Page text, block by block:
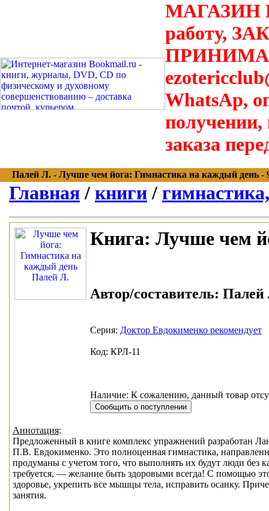
МАГАЗИН
работу,
WhatsAp,
получении,
заказа
Палей Л. - Лучше чем йога: Гимнастика на каждый день -
Главная / книги /
Книга: Лучше чем
Автор/составитель: Палей
Серия: Доктор Евдокименко рекомендует
Код: КРЛ-11
Наличие: К сожалению, данный товар
Аннотация:
Предложенный в книге комплекс упражнений разработан
П.В. Евдокименко. Это полноценная гимнастика,
продуманы с учетом того, что выполнять их будут люди без
требуется, — желание быть здоровыми всегда! С помощью
здоровье, укрепить все мышцы тела, исправить осанку.
занятия.